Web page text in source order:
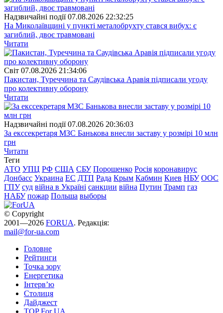
Надзвичайні події 07.08.2026 22:32:25
На Миколаївщині у пункті металобрухту стався вибух: є
загиблий, двоє травмовані
Читати
Свiт 07.08.2026 21:34:06
Пакистан, Туреччина та Саудівська Аравія підписали угоду
про колективну оборону
Читати
Надзвичайні події 07.08.2026 20:36:03
За екссекретаря МЗС Банькова внесли заставу у розмірі 10 млн
грн
Читати
Теги
АТО УПЦ РФ США СБУ Порошенко Росія коронавирус
Донбасс Украина ЕС ДТП Рада Крым Кабмин Киев НБУ ООС
ГПУ суд війна в Україні санкции війна Путин Трамп газ
НАБУ пожар Польша выборы
© Copyright
2001—2026 FORUA. Редакція:
mail@for-ua.com
Головне
Рейтинги
Точка зору
Енергетика
Інтерв’ю
Столиця
Дайджест
TOP For UA